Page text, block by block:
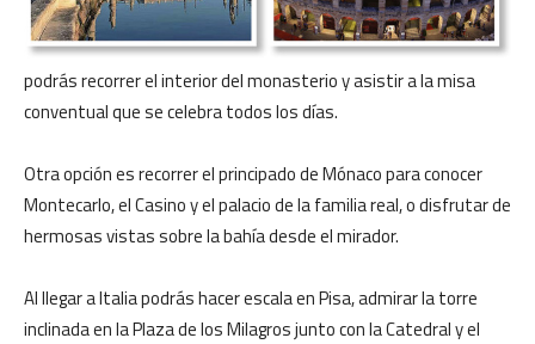
podrás recorrer el interior del monasterio y asistir a la misa
conventual que se celebra todos los días.
Otra opción es recorrer el principado de Mónaco para conocer
Montecarlo, el Casino y el palacio de la familia real, o disfrutar de
hermosas vistas sobre la bahía desde el mirador.
Al llegar a Italia podrás hacer escala en Pisa, admirar la torre
inclinada en la Plaza de los Milagros junto con la Catedral y el